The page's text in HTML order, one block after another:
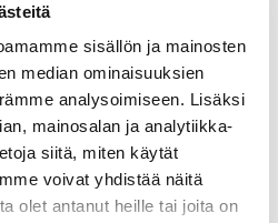
sisällön ja mainosten
median ominaisuuksien
analysoimiseen. Lisäksi
mainosalan ja analytiikka-
siitä, miten käytät
voivat yhdistää näitä
olet antanut heille tai joita on
herkässä vaiheessa
pituuskasvun suhteen.
erittäin hyvää
kehityksestä,